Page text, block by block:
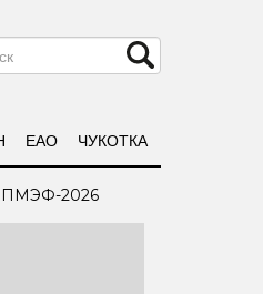
ЕАО ЧУКОТКА
ПМЭФ-2026